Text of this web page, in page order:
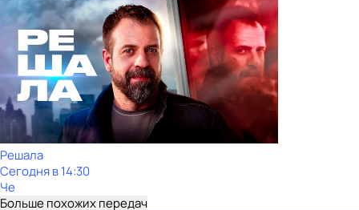
Решала
Сегодня в 14:30
Че
Больше похожих передач